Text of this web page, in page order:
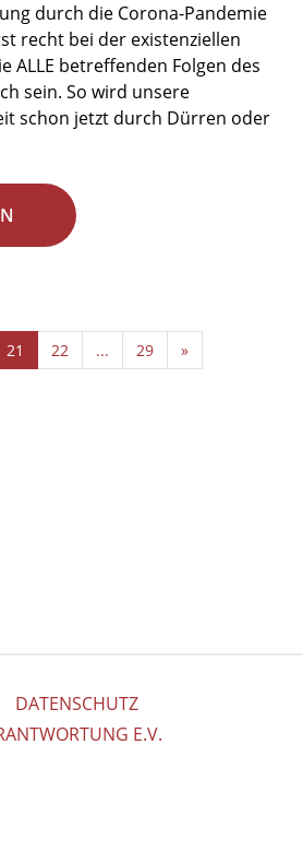
durch die Corona-Pandemie
recht bei der existenziellen
ALLE betreffenden Folgen des
sein. So wird unsere
schon jetzt durch Dürren oder
21 22 ... 29 »
DATENSCHUTZ
E.V.